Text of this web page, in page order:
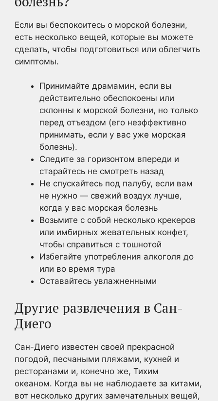
Если вы беспокоитесь о морской болезни,
есть несколько вещей, которые вы можете
сделать, чтобы подготовиться или облегчить
симптомы.
Принимайте драмамин, если вы
действительно обеспокоены или
склонны к морской болезни, но только
перед отъездом (его неэффективно
принимать, если у вас уже морская
болезнь).
Следите за горизонтом впереди и
старайтесь не смотреть назад
Не спускайтесь под палубу, если вам
не нужно — свежий воздух лучше,
когда у вас морская болезнь
Возьмите с собой несколько крекеров
или имбирных жевательных конфет,
чтобы справиться с тошнотой
Избегайте употребления алкоголя до
или во время тура
Оставайтесь увлажненными
Другие развлечения в Сан-
Диего
Сан-Диего известен своей прекрасной
погодой, песчаными пляжами, кухней и
ресторанами и, конечно же, Тихим
океаном. Когда вы не наблюдаете за китами,
вот несколько других замечательных вещей,